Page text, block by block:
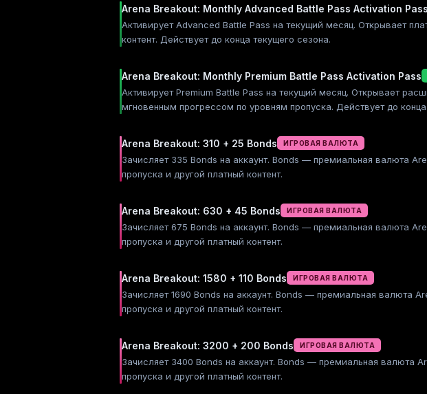
Arena Breakout: Monthly Advanced Battle Pass Activation Pass
Активирует Advanced Battle Pass на текущий месяц. Открывает
контент. Действует до конца текущего сезона.
Arena Breakout: Monthly Premium Battle Pass Activation Pass
Активирует Premium Battle Pass на текущий месяц. Открывает
мгновенным прогрессом по уровням пропуска. Действует до
Arena Breakout: 310 + 25 Bonds ИГРОВАЯ ВАЛЮТА
Зачисляет 335 Bonds на аккаунт. Bonds — премиальная валюта
пропуска и другой платный контент.
Arena Breakout: 630 + 45 Bonds ИГРОВАЯ ВАЛЮТА
Зачисляет 675 Bonds на аккаунт. Bonds — премиальная валюта
пропуска и другой платный контент.
Arena Breakout: 1580 + 110 Bonds ИГРОВАЯ ВАЛЮТА
Зачисляет 1690 Bonds на аккаунт. Bonds — премиальная валюта
пропуска и другой платный контент.
Arena Breakout: 3200 + 200 Bonds ИГРОВАЯ ВАЛЮТА
Зачисляет 3400 Bonds на аккаунт. Bonds — премиальная валюта
пропуска и другой платный контент.